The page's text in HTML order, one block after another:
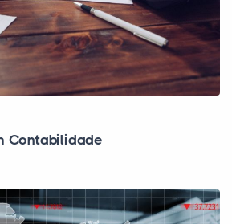
Contabilidade